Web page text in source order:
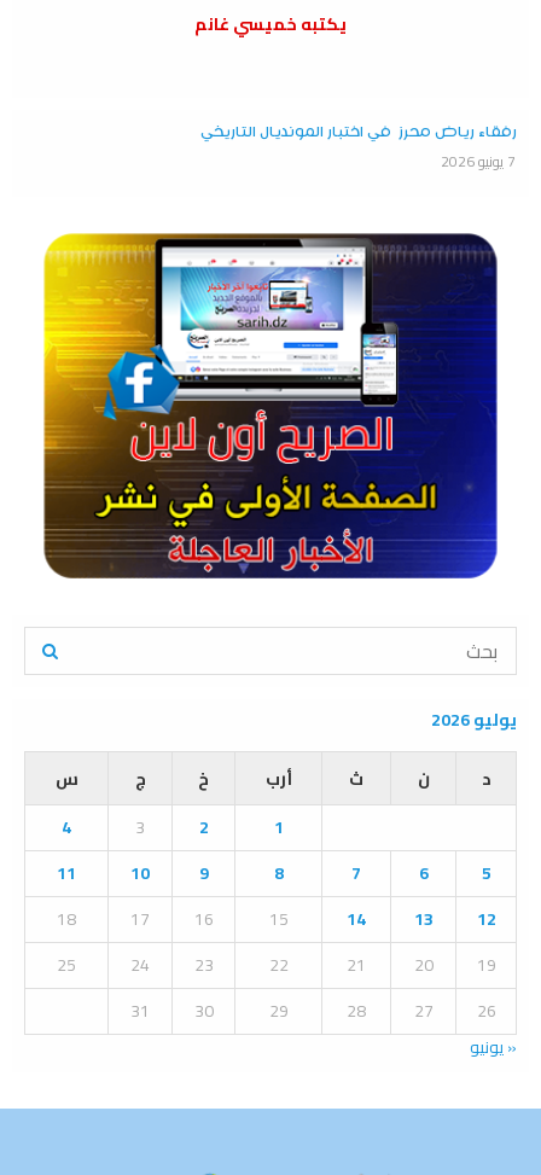
يكتبه خميسي غانم
رفقاء رياض محرز في اختبار المونديال التاريخي
7 يونيو 2026
r
r
E
A
R
C
H
يوليو 2026
د
ن ث أرب خ ج
س
1
2
3
4
5
6
7
8
9
10
11
12
13
14
15
16
17
18
19
20
21
22
23
24
25
26
27
28
29
30
31
« يونيو